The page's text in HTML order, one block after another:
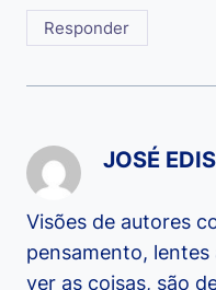
Responder
JOSÉ
Visões de autores
pensamento,
ver as coisas, são